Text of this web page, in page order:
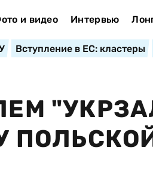
и видео Интервью
Вступление в ЕС: кластеры
ПОЛЬСКОЙ